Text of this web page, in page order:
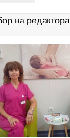
на редактора